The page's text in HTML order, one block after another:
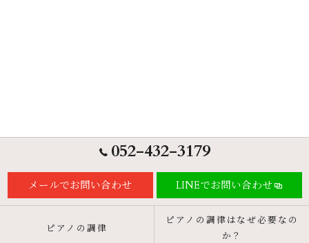
052-432-3179
メールでお問い合わせ LINEでお問い合わせ
ピアノの調律
ピアノの調律はなぜ必要なの
か？